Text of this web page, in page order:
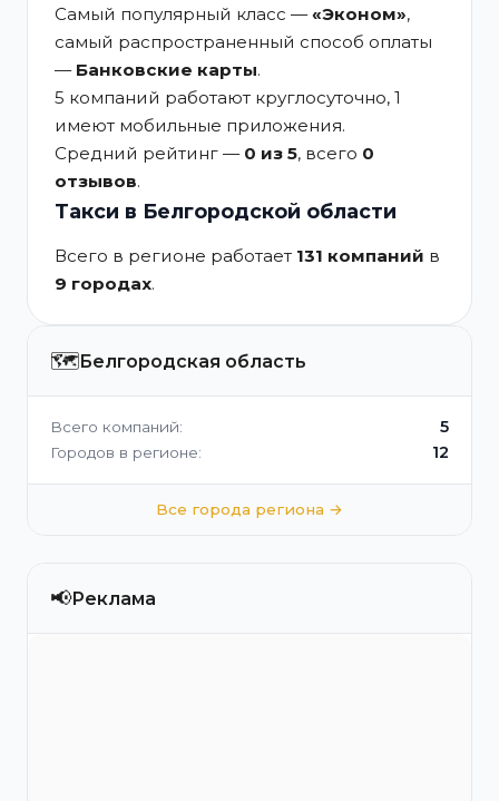
Самый популярный класс —«Эконом»,
самый распространенный способ оплаты
— Банковские карты.
5 компаний работают круглосуточно, 1
имеют мобильные приложения.
Средний рейтинг — 0 из 5, всего 0
отзывов.
Такси в Белгородской области
Всего в регионе работает 131 компаний в
9 городах.
🗺️Белгородская область
Всего компаний: 5
Городов в регионе: 12
Все города региона →
📢Реклама